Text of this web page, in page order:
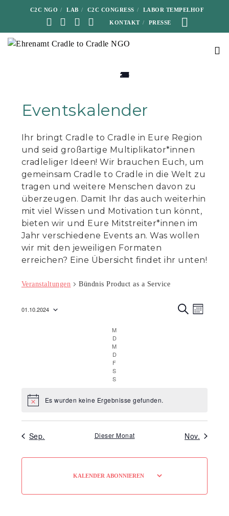
C2C NGO LAB C2C CONGRESS LABOR TEMPELHOF
KONTAKT PRESSE
Eventskalender
Ihr bringt Cradle to Cradle in Eure Region
und seid großartige Multiplikator*innen
cradleliger Ideen! Wir brauchen Euch, um
gemeinsam Cradle to Cradle in die Welt zu
tragen und weitere Menschen davon zu
überzeugen. Damit Ihr das auch weiterhin
mit viel Wissen und Motivation tun könnt,
bieten wir und Eure Mitstreiter*innen im
Jahr verschiedene Events an. Was wollen
wir mit den jeweiligen Formaten
erreichen? Eine Übersicht findet ihr unten!
Veranstaltungen Bündnis Product as a Service
M
01.10.2024
M
D
M
D
F
S
S
0
30
0
1
0
2
0
3
0
4
0
5
0
6
0
7
0
8
0
9
0
10
0
11
0
12
0
13
0
14
0
15
0
16
0
17
0
18
0
19
0
20
0
21
0
22
0
23
0
24
0
25
0
26
0
27
0
28
0
29
0
30
0
31
0
1
0
2
0
3
HinweisEs wurden keine Ergebnisse gefunden.
Sep. Dieser Monat Nov.
KALENDER ABONNIEREN